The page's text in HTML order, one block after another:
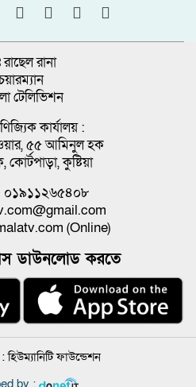
রানা
টেলিভিশন
কার্যালয় :
৫৫ আমিনুল হক
কুষ্টিয়া
০১৯১১২৬৫৪০৮
(Online)
ডাউনলোড করতে
:হিউম্যানিটি ফাউন্ডেশন